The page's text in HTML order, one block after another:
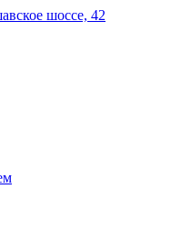
шоссе, 42